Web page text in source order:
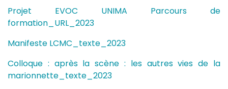
Projet EVOC UNIMA Parcours de
formation_URL_2023
Manifeste LCMC_texte_2023
Colloque : après la scène : les autres vies de la
marionnette_texte_2023